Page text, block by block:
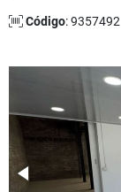
Código: 9357492